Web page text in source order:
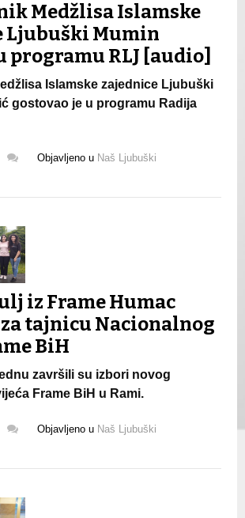
Medžlisa Islamske
Ljubuški Mumin
programu RLJ [audio]
Islamske zajednice Ljubuški
gostovao je u programu Radija
Objavljeno u Naš Ljubuški
iz Frame Humac
tajnicu Nacionalnog
BiH
završili su izbori novog
Frame BiH u Rami.
Objavljeno u Naš Ljubuški